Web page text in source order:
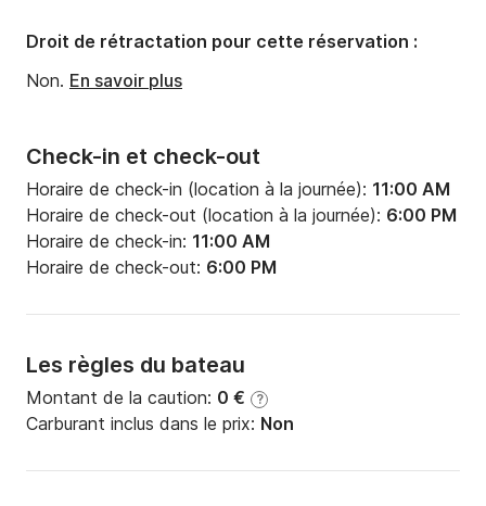
Check-in et check-out
Horaire de check-in (location à la journée): 11:00 AM
Horaire de check-out (location à la journée): 6:00 PM
Horaire de check-in: 11:00 AM
Horaire de check-out: 6:00 PM
Les règles du bateau
Montant de la caution: 0 € ?
Carburant inclus dans le prix: Non
Droit de rétractation pour cette réservation :
Non. En savoir plus